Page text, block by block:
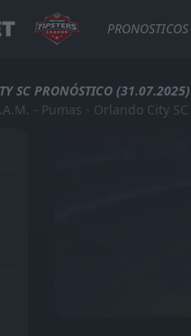
PRONOSTICOS
SC PRONÓSTICO (31.07.2025)
- Pumas - Orlando City SC